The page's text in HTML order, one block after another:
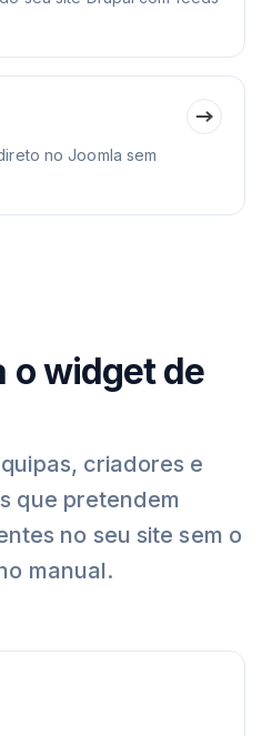
no Joomla sem
o widget de
criadores e
que pretendem
no seu site sem o
manual.